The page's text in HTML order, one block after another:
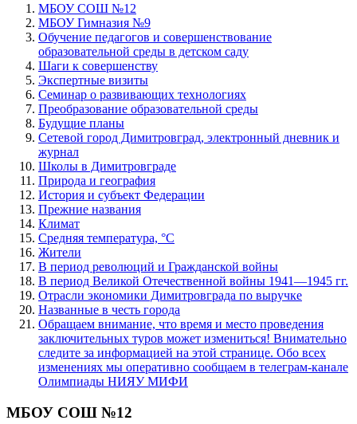
МБОУ СОШ №12
МБОУ Гимназия №9
Обучение педагогов и совершенствование
образовательной среды в детском саду
Шаги к совершенству
Экспертные визиты
Семинар о развивающих технологиях
Преобразование образовательной среды
Будущие планы
Сетевой город Димитровград, электронный дневник и
журнал
Школы в Димитровграде
Природа и география
История и субъект Федерации
Прежние названия
Климат
Средняя температура, °C
Жители
В период революций и Гражданской войны
В период Великой Отечественной войны 1941—1945 гг.
Отрасли экономики Димитровграда по выручке
Названные в честь города
Обращаем внимание, что время и место проведения
заключительных туров может измениться! Внимательно
следите за информацией на этой странице. Обо всех
изменениях мы оперативно сообщаем в телеграм-канале
Олимпиады НИЯУ МИФИ
МБОУ СОШ №12